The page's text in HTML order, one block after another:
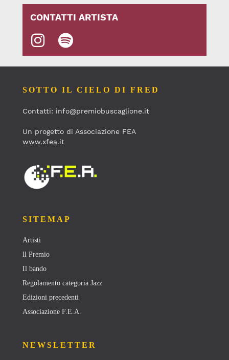
CONTATTI ARTISTA
SOTTO IL CIELO DI FRED
Contatti: info@premiobuscaglione.it
Un progetto di Associazione FEA
www.xfea.it
SITEMAP
Artisti
ll Premio
Il bando
Regolamento categoria Jazz
Edizioni precedenti
Associazione F.E.A.
NEWSLETTER